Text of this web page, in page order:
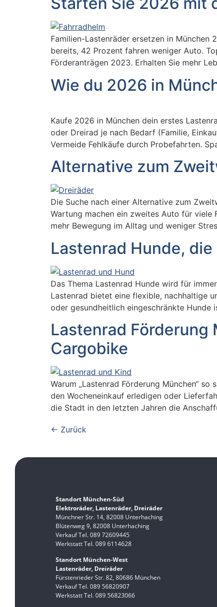
Familien-Lastenräder ersetzen in
bereits, 42 Prozent fahren weniger Auto.
Förderanträgen 2023. Erhalten Sie mehr
Wie du 2026 in
Kaufe 2026 in München dein erstes
oder Dreirad je nach Bedarf (Familie,
Vermeide Fehlkäufe durch Probefahrten.
Alternative zum
Die Suche nach einer Alternative zum
Wartung machen ein zweites Auto für viele
mehr Bewegung im Alltag und weniger
Lastenrad Hunde,
Das Thema Lastenrad Hunde wird für
Lastenrad bietet eine flexible, nachhaltige
oder gesundheitlich eingeschränkte
Lastenrad Förderung
Cargobike
Warum „Lastenrad Förderung München“
den Wocheneinkauf erledigen oder
die Stadt in den letzten Jahren die
← Zurück
Standort München-Süd
Elektroräder, Lastenräder, Dreiräder
Münchner Str. 14, 82008 Unterhaching
Blütenweg 9, 82008 Unterhaching
Verkauf Tel. 089 72609445
Werkstatt Tel. 089 6114628
Standort München-West
Lastenräder, Dreiräder
Fürstenrieder Str. 82, 80686 München
Verkauf Tel. 089 56820907
Werkstatt Tel. 089 56823066